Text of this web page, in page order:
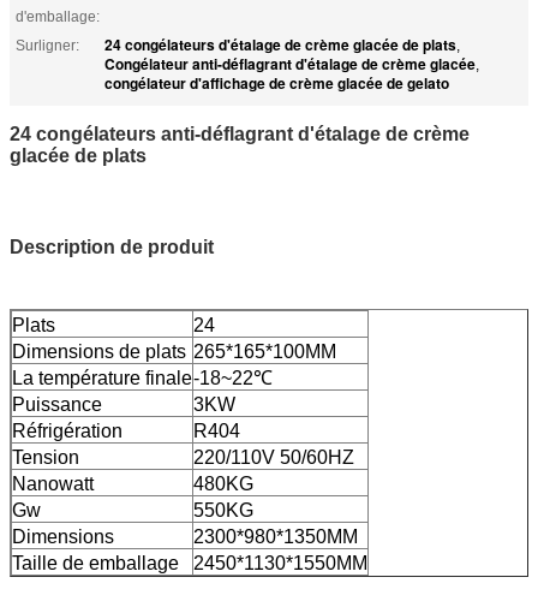
d'emballage:
Surligner: 24 congélateurs d'étalage de crème glacée de plats,
Congélateur anti-déflagrant d'étalage de crème glacée,
congélateur d'affichage de crème glacée de gelato
24 congélateurs anti-déflagrant d'étalage de crème
glacée de plats
Description de produit
Plats
24
Dimensions de plats 265*165*100MM
La température finale-18~22℃
Puissance
3KW
Réfrigération
R404
Tension
220/110V 50/60HZ
Nanowatt
480KG
Gw
550KG
Dimensions
2300*980*1350MM
Taille de emballage
2450*1130*1550MM